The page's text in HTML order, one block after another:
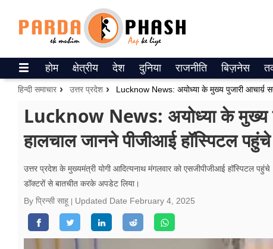
ePaper
वेब स्टोरीज
उत्तर प्रदेश
वीडियो
रिलेशनशिप
होम क्षेत्रीय देश दुनिया राजनीति बिज़नेस
हिन्दी समाचार उत्तर प्रदेश
Lucknow News: अयोध्या के मुख्य
हालचाल जानने पीजीआई हॉस्पिटल
उत्तर प्रदेश के मुख्यमंत्री योगी आदित्यनाथ मंगलवार को एसजीपीजीआई हॉस्पिटल
डॉक्टरों से बातचीत करके अपडेट लिया।
By प्रिन्सी साहू
Updated Date February 4, 2025